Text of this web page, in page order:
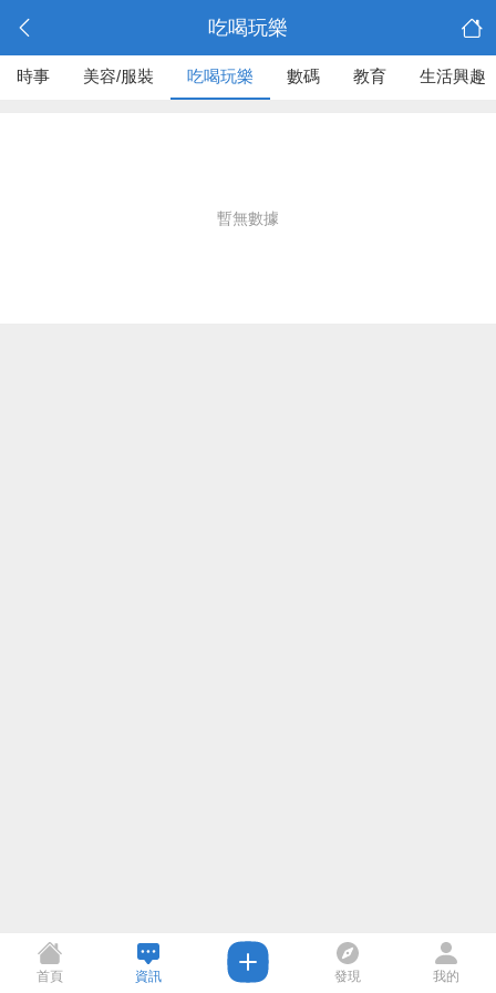
吃喝玩樂
時事 美容/服裝 吃喝玩樂 數碼 教育 生活興趣
暫無數據
首頁 資訊 發現 我的